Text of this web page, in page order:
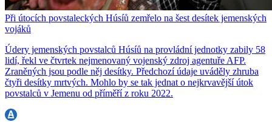
Při útocích povstaleckých Húsíů zemřelo na šest desítek jemenských
vojáků
Údery jemenských povstalců Húsíů na provládní jednotky zabily 58
lidí, řekl ve čtvrtek nejmenovaný vojenský zdroj agentuře AFP.
Zraněných jsou podle něj desítky. Předchozí údaje uváděly zhruba
čtyři desítky mrtvých. Mohlo by se tak jednat o nejkrvavější útok
povstalců v Jemenu od příměří z roku 2022.